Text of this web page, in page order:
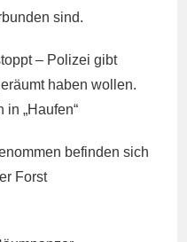
sind.
– Polizei gibt
haben wollen.
„Haufen“
befinden sich
Forst